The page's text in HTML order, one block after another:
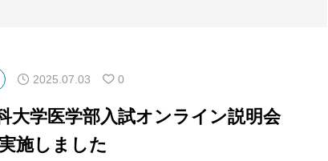
2025.07.03 0
大学医学部入試オンライン説明会
施しました